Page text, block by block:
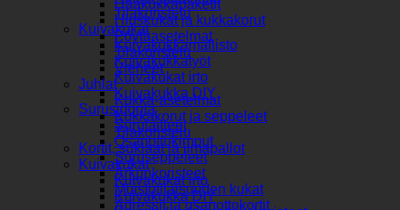
Tilakoristelu
Kuivakukat
Kuivakukkamallisto
Kuivakukkatyöt
Kuivakukat irto
Kuivakukka DIY
Surusidonta
Surulaitteet
Osanottokimput
Suruseppeleet
Arkunkoristeet
Muistotilaisuuden kukat
Adressit ja osanottokortit
Hääkukkapaketit
Hiuskukat ja kukkakorut
Pöytäasetelmat
Tilakoristelu
Vieheet
Juhlat
Kukka-asetelmat
Kukkakorut ja seppeleet
Tilakoristelu
Kortit, suklaat ja ilmapallot
Kuivakukat
Kuivakukat irto
Kuivakukka DIY